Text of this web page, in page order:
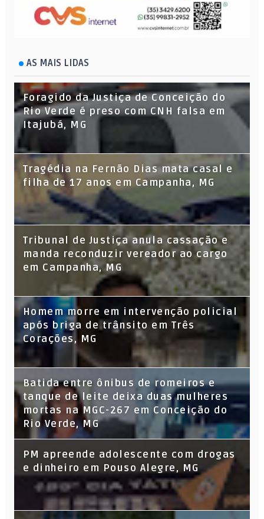
AS MAIS LIDAS
Foragido da Justiça de Conceição do
Rio Verde é preso com CNH falsa em
Itajubá, MG
Tragédia na Fernão Dias mata casal e
filha de 17 anos em Campanha, MG
Tribunal de Justiça anula cassação e
manda reconduzir vereador ao cargo
em Campanha, MG
Homem morre em intervenção policial
após briga de trânsito em Três
Corações, MG
Batida entre ônibus de romeiros e
tanque de leite deixa duas mulheres
mortas na MGC-267 em Conceição do
Rio Verde, MG
PM apreende adolescente com drogas
e dinheiro em Pouso Alegre, MG